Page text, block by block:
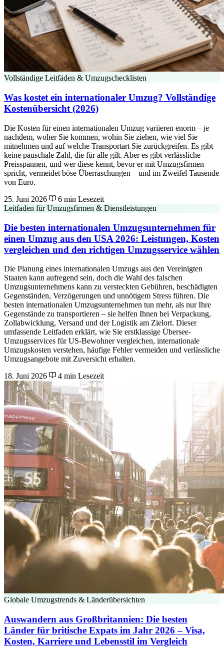
Vollständige Leitfäden & Umzugschecklisten
Was kostet ein internationaler Umzug? Vollständige
Kostenübersicht (2026)
Die Kosten für einen internationalen Umzug variieren enorm – je
nachdem, woher Sie kommen, wohin Sie ziehen, wie viel Sie
mitnehmen und auf welche Transportart Sie zurückgreifen. Es gibt
keine pauschale Zahl, die für alle gilt. Aber es gibt verlässliche
Preisspannen, und wer diese kennt, bevor er mit Umzugsfirmen
spricht, vermeidet böse Überraschungen – und im Zweifel Tausende
von Euro.
25. Juni 2026
6 min Lesezeit
Leitfaden für Umzugsfirmen & Dienstleistungen
Die besten internationalen Umzugsunternehmen für
einen Umzug aus den USA 2026: Leistungen, Kosten
vergleichen und den richtigen Umzugsservice wählen
Die Planung eines internationalen Umzugs aus den Vereinigten
Staaten kann aufregend sein, doch die Wahl des falschen
Umzugsunternehmens kann zu versteckten Gebühren, beschädigten
Gegenständen, Verzögerungen und unnötigem Stress führen. Die
besten internationalen Umzugsunternehmen tun mehr, als nur Ihre
Gegenstände zu transportieren – sie helfen Ihnen bei Verpackung,
Zollabwicklung, Versand und der Logistik am Zielort. Dieser
umfassende Leitfaden erklärt, wie Sie erstklassige Übersee-
Umzugsservices für US-Bewohner vergleichen, internationale
Umzugskosten verstehen, häufige Fehler vermeiden und verlässliche
Umzugsangebote mit Zuversicht erhalten.
18. Juni 2026
4 min Lesezeit
Globale Umzugstrends & Länderübersichten
Auswandern aus Großbritannien: Die besten
Länder für britische Expats im Jahr 2026 – Visa,
Kosten, Karriere und Lebensstil im Vergleich